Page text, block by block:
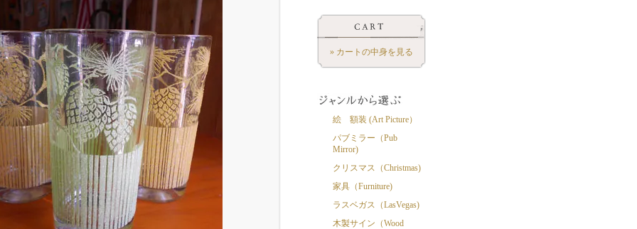
» カートの中身を見る
絵 額装 (Art Picture）
パブミラー（Pub
Mirror)
クリスマス（Christmas)
家具（Furniture)
ラスベガス（LasVegas)
木製サイン（Wood